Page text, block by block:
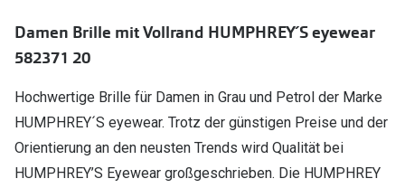
Transitions Gläser
Blaulichtfilter
Stellest®-Brillengläser
Zubehör
Alle
Brillen 2
Damen Brille mit Vollrand HUMPHREY´S eyewear
582371 20
Hochwertige Brille für Damen in Grau und Petrol der Marke
HUMPHREY´S eyewear. Trotz der günstigen Preise und der
Orientierung an den neusten Trends wird Qualität bei
HUMPHREY’S Eyewear großgeschrieben. Die HUMPHREY